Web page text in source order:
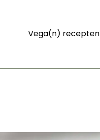
Vega(n) recepten